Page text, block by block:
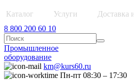
Каталог Услуги Доставка
8 800 200 60 10
Промышленное
оборудование
km@kurs60.ru
Пн-пт 08:30 – 17:30